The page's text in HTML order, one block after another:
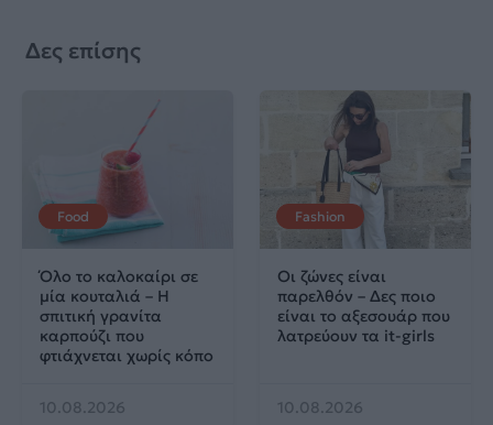
Δες επίσης
Food
Όλο το καλοκαίρι σε
μία κουταλιά – Η
σπιτική γρανίτα
καρπούζι που
φτιάχνεται χωρίς κόπο
10.08.2026
Fashion
Οι ζώνες είναι
παρελθόν – Δες ποιο
είναι το αξεσουάρ που
λατρεύουν τα it-girls
10.08.2026